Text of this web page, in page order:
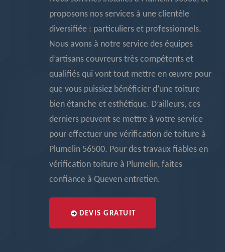
proposons nos services à une clientèle
diversifiée : particuliers et professionnels.
Nous avons à notre service des équipes
d’artisans couvreurs très compétents et
qualifiés qui vont tout mettre en œuvre pour
que vous puissiez bénéficier d’une toiture
bien étanche et esthétique. D’ailleurs, ces
derniers peuvent se mettre à votre service
pour effectuer une vérification de toiture à
Plumelin 56500. Pour des travaux fiables en
vérification toiture à Plumelin, faites
confiance à Queven entretien.
DEVIS GRATUIT